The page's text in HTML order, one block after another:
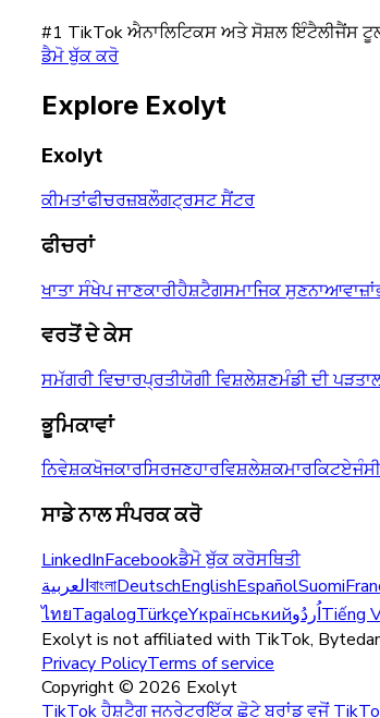
#1 TikTok ਐਨਾਲਿਟਿਕਸ ਅਤੇ ਸੋਸ਼ਲ ਇੰਟੈਲੀਜੈਂਸ
ਡੈਮੋ ਬੁੱਕ ਕਰੋ
Explore Exolyt
Exolyt
ਕੀਮਤਾਂਫੀਚਰਜ਼ਬਲੌਗਟ੍ਰਸਟ ਸੈਂਟਰ
ਫੀਚਰਾਂ
ਖਾਤਾ ਸੰਖੇਪ ਜਾਣਕਾਰੀਹੈਸ਼ਟੈਗਸਮਾਜਿਕ ਸੁਣਨਾਆਵਾਜ਼ਾਂ
ਵਰਤੋਂ ਦੇ ਕੇਸ
ਸਮੱਗਰੀ ਵਿਚਾਰਪ੍ਰਤੀਯੋਗੀ ਵਿਸ਼ਲੇਸ਼ਣਮੰਡੀ ਦੀ
ਭੂਮਿਕਾਵਾਂ
ਨਿਵੇਸ਼ਕਖੋਜਕਾਰਸਿਰਜਣਹਾਰਵਿਸ਼ਲੇਸ਼ਕਮਾਰਕਿਟ
ਸਾਡੇ ਨਾਲ ਸੰਪਰਕ ਕਰੋ
LinkedInFacebookਡੈਮੋ ਬੁੱਕ ਕਰੋਸਥਿਤੀ
العربيةবাংলাDeutschEnglishEspañolSuomi
ไทยTagalogTürkçeYкраїнськийاُردُوTiếng
Exolyt is not affiliated with TikTok,
Privacy PolicyTerms of service
Copyright © 2026 Exolyt
TikTok ਹੈਸ਼ਟੈਗ ਜਨਰੇਟਰਇੱਕ ਛੋਟੇ ਬ੍ਰਾਂਡ ਵਜੋਂ